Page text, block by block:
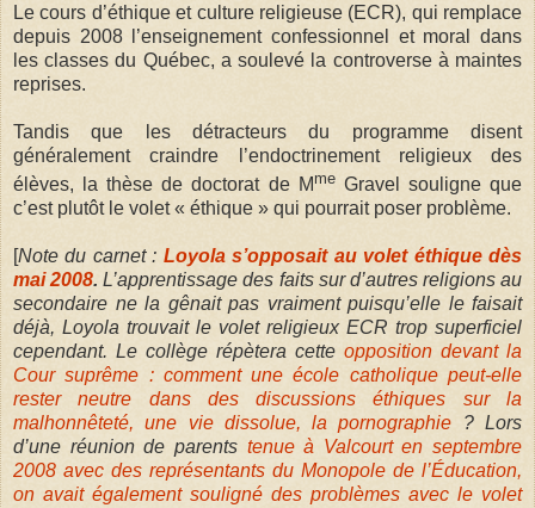
Le cours d’éthique et culture religieuse (ECR), qui remplace
depuis 2008 l’enseignement confessionnel et moral dans
les classes du Québec, a soulevé la controverse à maintes
reprises.
Tandis que les détracteurs du programme disent
généralement craindre l’endoctrinement religieux des
élèves, la thèse de doctorat de MmeGravel souligne que
c’est plutôt le volet « éthique » qui pourrait poser problème.
[Note du carnet : Loyola s’opposait au volet éthique dès
mai 2008.L’apprentissage des faits sur d’autres religions au
secondaire ne la gênait pas vraiment puisqu’elle le faisait
déjà, Loyola trouvait le volet religieux ECR trop superficiel
cependant. Le collège répètera cette opposition devant la
Cour suprême : comment une école catholique peut-elle
rester neutre dans des discussions éthiques sur la
malhonnêteté, une vie dissolue, la pornographie ? Lors
d’une réunion de parents tenue à Valcourt en septembre
2008 avec des représentants du Monopole de l’Éducation,
on avait également souligné des problèmes avec le volet